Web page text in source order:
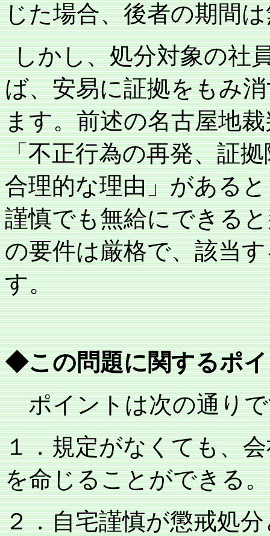
じた場合、後者の期間
しかし、処分対象の社
ば、安易に証拠をもみ
ます。前述の名古屋地
「不正行為の再発、証
合理的な理由」がある
謹慎でも無給にできる
の要件は厳格で、該当
す。
◆この問題に関するポ
ポイントは次の通りで
１．規定がなくても、
を命じることができる。
２．自宅謹慎が懲戒処